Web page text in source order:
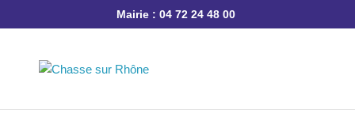
Mairie : 04 72 24 48 00